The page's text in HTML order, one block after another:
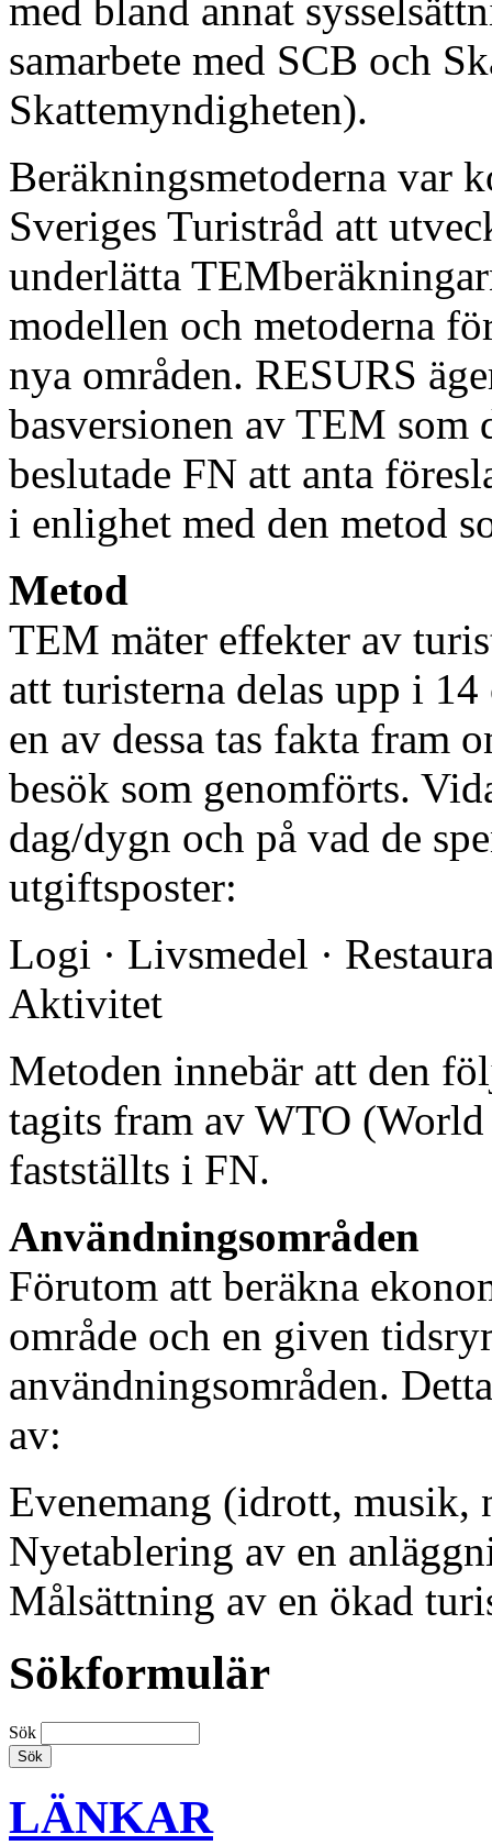
med bland annat
samarbete med SCB och
Skattemyndigheten).
Beräkningsmetoderna var
Sveriges Turistråd att
underlätta
modellen och metoderna
nya områden. RESURS
basversionen av TEM
beslutade FN att anta
i enlighet med den metod
Metod
TEM mäter effekter av
att turisterna delas upp i
en av dessa tas fakta fram
besök som genomförts.
dag/dygn och på vad de
utgiftsposter:
Logi · Livsmedel ·
Aktivitet
Metoden innebär att den
tagits fram av WTO
fastställts i FN.
Användningsområden
Förutom att beräkna
område och en given
användningsområden.
av:
Evenemang (idrott, musik,
Nyetablering av en
Målsättning av en ökad
Sökformulär
Sök
LÄNKAR